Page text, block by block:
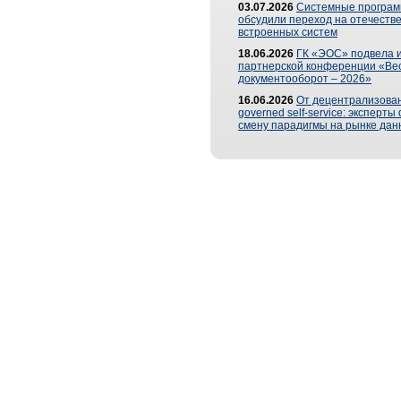
03.07.2026 Системные
обсудили переход на
встроенных систем
18.06.2026 ГК «ЭОС» подвела
партнерской конференции
документооборот – 2026»
16.06.2026 От
governed self-service: эксперты
смену парадигмы на рынке